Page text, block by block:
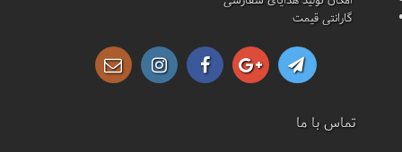
گارانتی قیمت
تماس با ما